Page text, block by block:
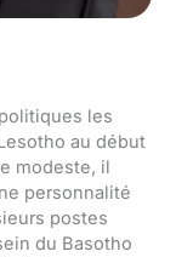
les
au début
modeste, il
personnalité
postes
du Basotho